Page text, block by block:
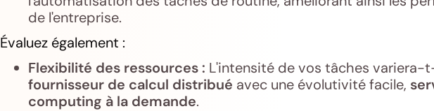
de l'entreprise.
Évaluez également :
Flexibilité des ressources : L'intensité de vos tâches variera-
fournisseur de calcul distribué avec une évolutivité facile,
computing à la demande.